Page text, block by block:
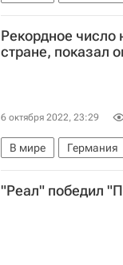
Рекордное число
стране, показал
6 октября 2022, 23:29
В мире Германия
"Реал" победил